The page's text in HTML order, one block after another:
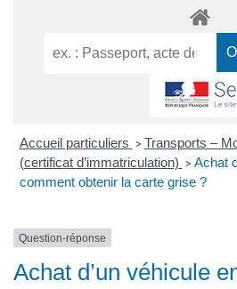
Accueil particuliers > Transports –
(certificat d’immatriculation) > Achat
comment obtenir la carte grise ?
Question-réponse
Achat d’un véhicule